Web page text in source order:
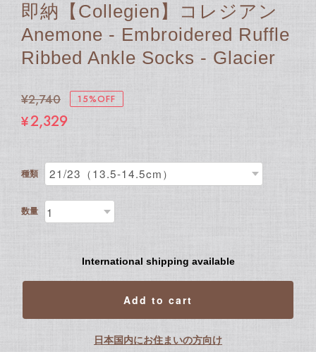
即納【Collegien】コレジアン
Anemone - Embroidered Ruffle
Ribbed Ankle Socks - Glacier
¥2,740 15%OFF
¥2,329
種類
数量
International shipping available
Add to cart
日本国内にお住まいの方向け